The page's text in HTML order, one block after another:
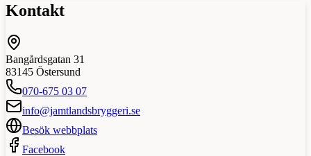
Kontakt
Bangårdsgatan 31
83145 Östersund
070-675 03 07
info@jamtlandsbryggeri.se
Besök webbplats
Facebook